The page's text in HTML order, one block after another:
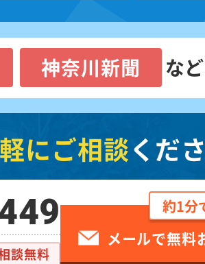
神奈川新聞 な
にご相談くだ
談無料
約1分
メールで無料